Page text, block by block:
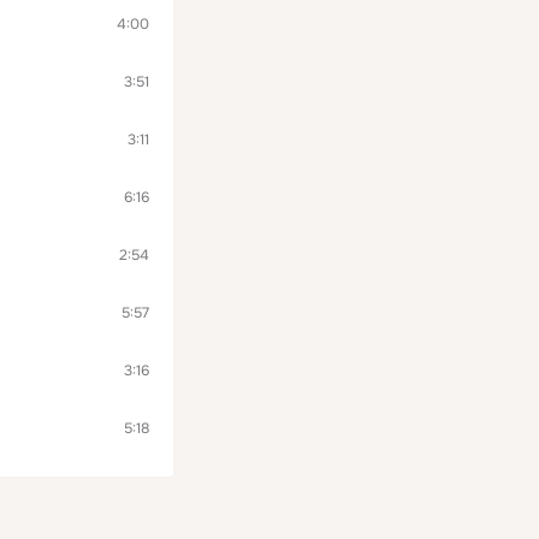
4:00
3:51
3:11
6:16
2:54
5:57
3:16
5:18